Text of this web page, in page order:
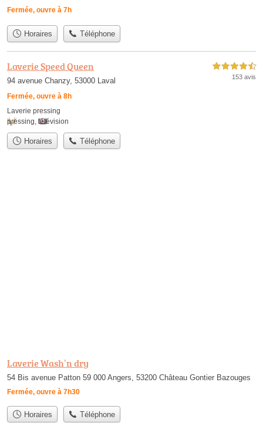
Fermée, ouvre à 7h
Horaires Téléphone
Laverie Speed Queen
94 avenue Chanzy, 53000 Laval
Fermée, ouvre à 8h
4,5 étoiles sur 5
153 avis
Laverie pressing
pressing télévision
Horaires Téléphone
Laverie Wash’n dry
54 Bis avenue Patton 59 000 Angers, 53200 Château Gontier Bazouges
Fermée, ouvre à 7h30
Horaires Téléphone